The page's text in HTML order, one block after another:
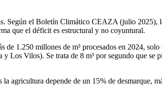
Según el Boletín Climático CEAZA (julio 2025),
que el déficit es estructural y no coyuntural.
de 1.250 millones de m³ procesados en 2024,
Los Vilos). Se trata de 8 m³ por segundo que
agricultura depende de un 15% de desmarque,